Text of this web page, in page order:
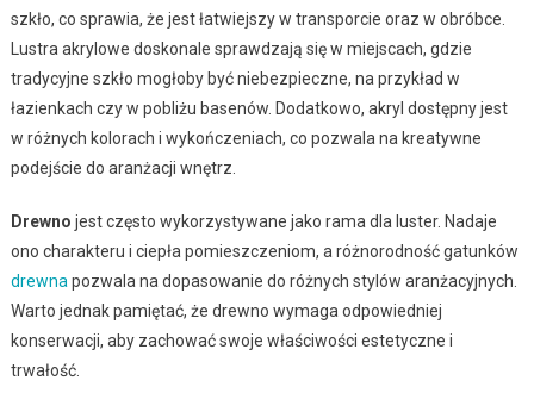
szkło, co sprawia, że jest łatwiejszy w transporcie oraz w obróbce.
Lustra akrylowe doskonale sprawdzają się w miejscach, gdzie
tradycyjne szkło mogłoby być niebezpieczne, na przykład w
łazienkach czy w pobliżu basenów. Dodatkowo, akryl dostępny jest
w różnych kolorach i wykończeniach, co pozwala na kreatywne
podejście do aranżacji wnętrz.
Drewno jest często wykorzystywane jako rama dla luster. Nadaje
ono charakteru i ciepła pomieszczeniom, a różnorodność gatunków
drewna pozwala na dopasowanie do różnych stylów aranżacyjnych.
Warto jednak pamiętać, że drewno wymaga odpowiedniej
konserwacji, aby zachować swoje właściwości estetyczne i
trwałość.